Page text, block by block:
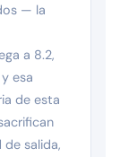
— la
a 8.2,
esa
de esta
salida,